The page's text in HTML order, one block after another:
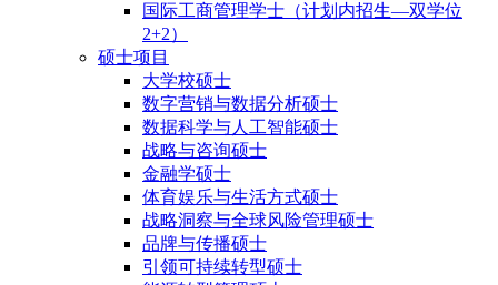
国际工商管理学士（计划内招生—双学位
2+2）
硕士项目
大学校硕士
数字营销与数据分析硕士
数据科学与人工智能硕士
战略与咨询硕士
金融学硕士
体育娱乐与生活方式硕士
战略洞察与全球风险管理硕士
品牌与传播硕士
引领可持续转型硕士